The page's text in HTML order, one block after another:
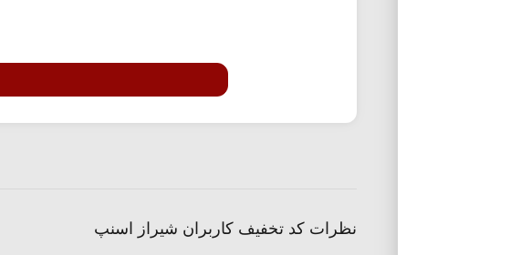
نظرات کد تخفیف کاربران شیراز اسنپ